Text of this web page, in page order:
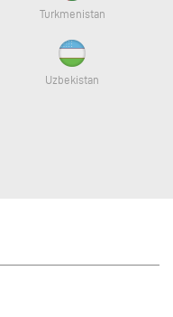
Turkmenistan
Uzbekistan